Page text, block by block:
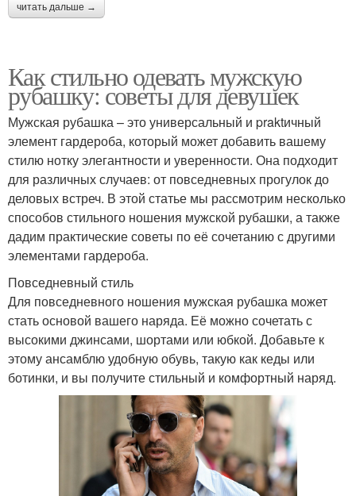
читать дальше →
Как стильно одевать мужскую
рубашку: советы для девушек
Мужская рубашка – это универсальный и praktичный
элемент гардероба, который может добавить вашему
стилю нотку элегантности и уверенности. Она подходит
для различных случаев: от повседневных прогулок до
деловых встреч. В этой статье мы рассмотрим несколько
способов стильного ношения мужской рубашки, а также
дадим практические советы по её сочетанию с другими
элементами гардероба.
Повседневный стиль
Для повседневного ношения мужская рубашка может
стать основой вашего наряда. Её можно сочетать с
высокими джинсами, шортами или юбкой. Добавьте к
этому ансамблю удобную обувь, такую как кеды или
ботинки, и вы получите стильный и комфортный наряд.